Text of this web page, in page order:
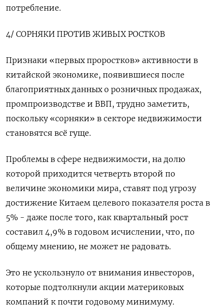
потребление.
4/ СОРНЯКИ ПРОТИВ ЖИВЫХ РОСТКОВ
Признаки «первых проростков» активности в
китайской экономике, появившиеся после
благоприятных данных о розничных продажах,
промпроизводстве и ВВП, трудно заметить,
поскольку «сорняки» в секторе недвижимости
становятся всё гуще.
Проблемы в сфере недвижимости, на долю
которой приходится четверть второй по
величине экономики мира, ставят под угрозу
достижение Китаем целевого показателя роста в
5% - даже после того, как квартальный рост
составил 4,9% в годовом исчислении, что, по
общему мнению, не может не радовать.
Это не ускользнуло от внимания инвесторов,
которые подтолкнули акции материковых
компаний к почти годовому минимуму.